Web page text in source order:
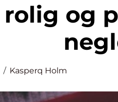
rolig og
Kasperq Holm